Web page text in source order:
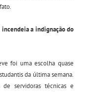
incendeia a indignação do
foi uma escolha quase
da última semana.
servidoras técnicas e